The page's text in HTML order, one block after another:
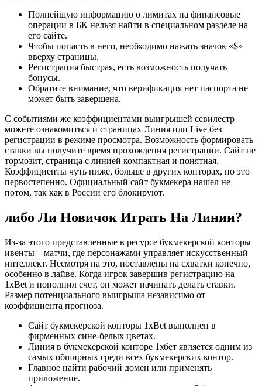
Полнейшую информацию о лимитах на финансовые
операции в БК нельзя найти в специальном разделе на
его сайте.
Чтобы попасть в него, необходимо нажать значок «$»
вверху страницы.
Регистрация быстрая, есть возможность получать
бонусы.
Обратите внимание, что верификация нет паспорта не
может быть завершена.
С событиями же коэффициентами выигрышей севилестр
можете ознакомиться и страницах Линия или Live без
регистрации в режиме просмотра. Возможность формировать
ставки вы получите время прохождения регистрации. Сайт не
тормозит, страница с линией компактная и понятная.
Коэффициенты чуть ниже, больше в других конторах, но это
первостепенно. Официальный сайт букмекера нашел не
потом, так как в России его блокируют.
либо Ли Новичок Играть На Линии?
Из-за этого представленные в ресурсе букмекерской конторы
ивенты – матчи, где персонажами управляет искусственный
интеллект. Несмотря на это, поставлены на схватки конечно,
особенно в лайве. Когда игрок завершив регистрацию на
1xBet и пополнил счет, он может начинать делать ставки.
Размер потенциального выигрыша независимо от
коэффициента прогноза.
Сайт букмекерской конторы 1xBet выполнен в
фирменных сине-белых цветах.
Линия в букмекерской конторе 1хбет является одним из
самых обширных среди всех букмекерских контор.
Главное найти рабочий домен или применять
приложение.